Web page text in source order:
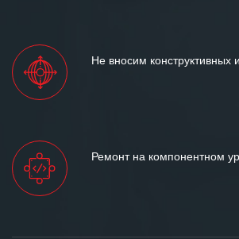
Не вносим конструктивных
Ремонт на компонентном